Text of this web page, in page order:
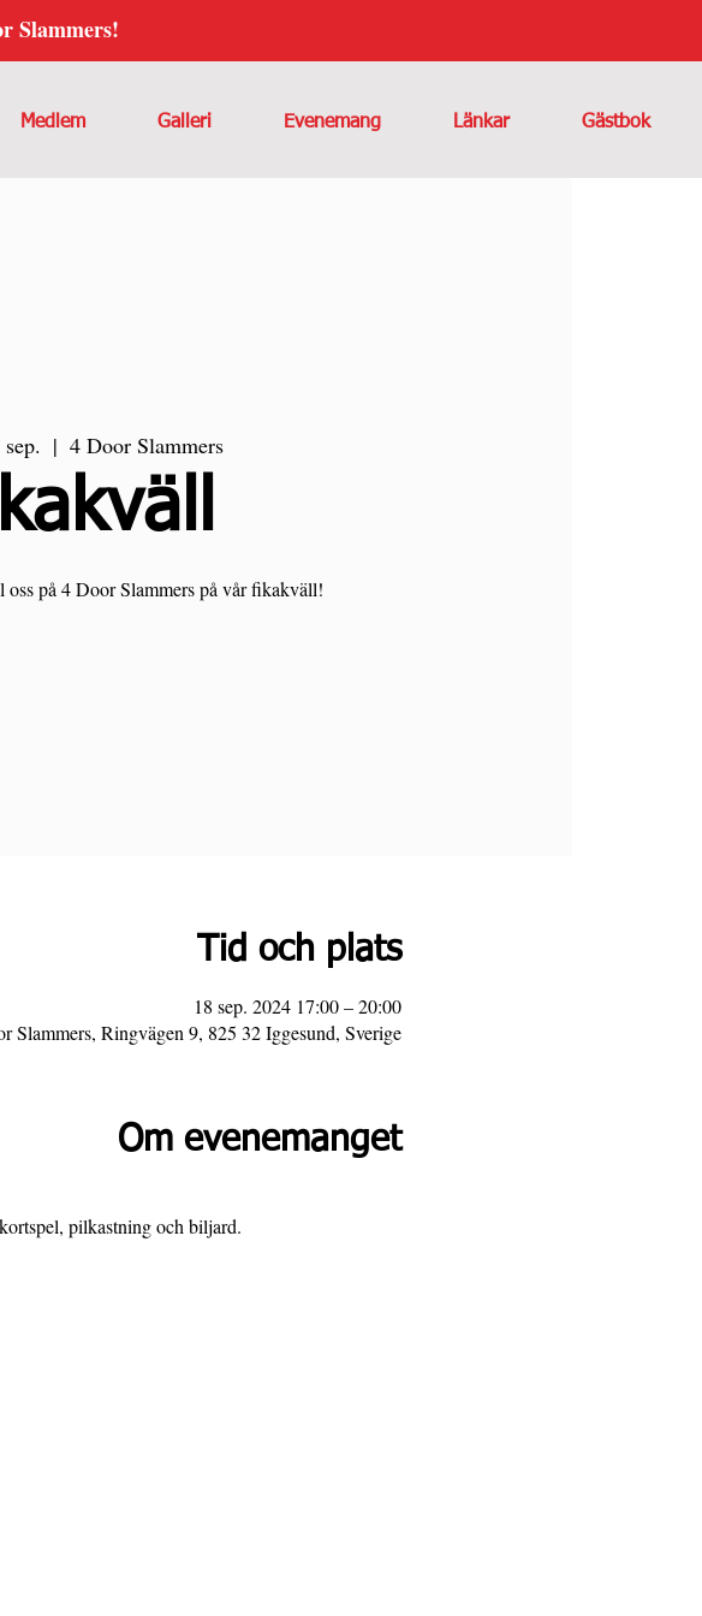
Slammers!
Medlem Galleri Evenemang Länkar Gästbok
  |
4 Door Slammers
på 4 Door Slammers på vår fikakväll!
Tid och plats
18 sep. 2024 17:00 – 20:00
Slammers, Ringvägen 9, 825 32 Iggesund, Sverige
Om evenemanget
pilkastning och biljard.